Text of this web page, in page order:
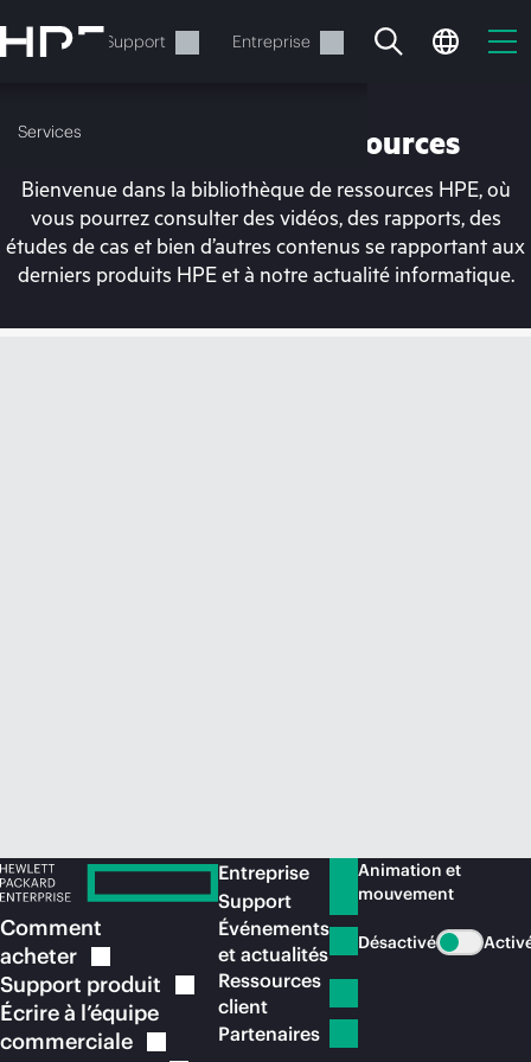
au
contenu
Services Support Entreprise
Services
Votre panier est
Bibliothèque de ressources
Bienvenue dans la bibliothèque de ressources HPE, où
vous pourrez consulter des vidéos, des rapports, des
études de cas et bien d’autres contenus se rapportant aux
derniers produits HPE et à notre actualité informatique.
Comment
acheter
Support produit
Écrire à l’équipe
commerciale
Entreprise
Support
Événements
et actualités
Ressources
client
Partenaires
Animation et
mouvement
Désactivé